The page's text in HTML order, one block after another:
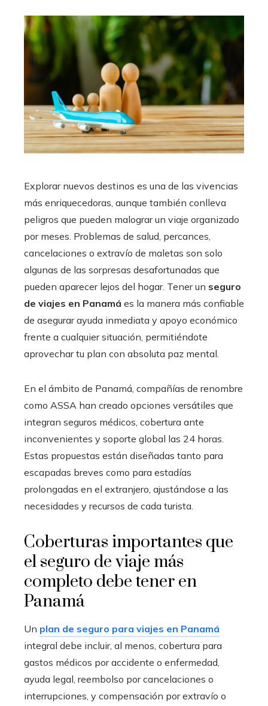
Explorar nuevos destinos es una de las vivencias
más enriquecedoras, aunque también conlleva
peligros que pueden malograr un viaje organizado
por meses. Problemas de salud, percances,
cancelaciones o extravío de maletas son solo
algunas de las sorpresas desafortunadas que
pueden aparecer lejos del hogar. Tener un seguro
de viajes en Panamá es la manera más confiable
de asegurar ayuda inmediata y apoyo económico
frente a cualquier situación, permitiéndote
aprovechar tu plan con absoluta paz mental.
En el ámbito de Panamá, compañías de renombre
como ASSA han creado opciones versátiles que
integran seguros médicos, cobertura ante
inconvenientes y soporte global las 24 horas.
Estas propuestas están diseñadas tanto para
escapadas breves como para estadías
prolongadas en el extranjero, ajustándose a las
necesidades y recursos de cada turista.
Coberturas importantes que
el seguro de viaje más
completo debe tener en
Panamá
Un plan de seguro para viajes en Panamá
integral debe incluir, al menos, cobertura para
gastos médicos por accidente o enfermedad,
ayuda legal, reembolso por cancelaciones o
interrupciones, y compensación por extravío o